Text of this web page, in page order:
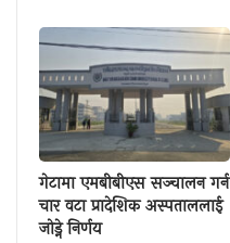
गेटामा एमबीबीएस सञ्चालन गर्न
चार वटा प्रादेशिक अस्पताललाई
जोड्ने निर्णय